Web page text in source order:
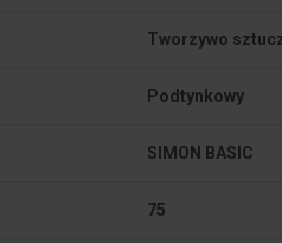
Tworzywo
Podtynkowy
SIMON BASIC
75